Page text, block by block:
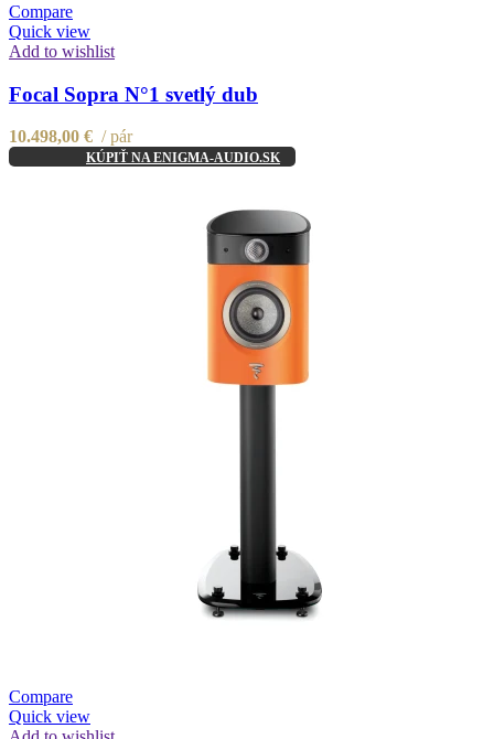
Compare
Quick view
Add to wishlist
Focal Sopra N°1 svetlý dub
10.498,00 € pár
KÚPIŤ NA ENIGMA-AUDIO.SK
Compare
Quick view